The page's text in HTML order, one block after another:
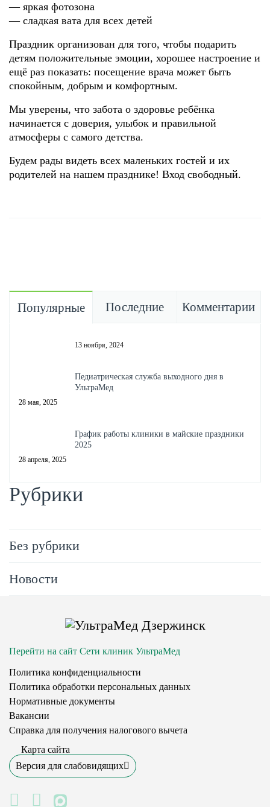
— яркая фотозона
— сладкая вата для всех детей
Праздник организован для того, чтобы подарить
детям положительные эмоции, хорошее настроение и
ещё раз показать: посещение врача может быть
спокойным, добрым и комфортным.
Мы уверены, что забота о здоровье ребёнка
начинается с доверия, улыбок и правильной
атмосферы с самого детства.
Будем рады видеть всех маленьких гостей и их
родителей на нашем празднике! Вход свободный.
Популярные Последние Комментарии
13 ноября, 2024
Педиатрическая служба выходного дня в
УльтраМед
28 мая, 2025
График работы клиники в майские праздники
2025
28 апреля, 2025
Рубрики
Без рубрики
Новости
Перейти на сайт Сети клиник УльтраМед
Политика конфиденциальности
Политика обработки персональных данных
Нормативные документы
Вакансии
Справка для получения налогового вычета
Карта сайта
Версия для слабовидящих